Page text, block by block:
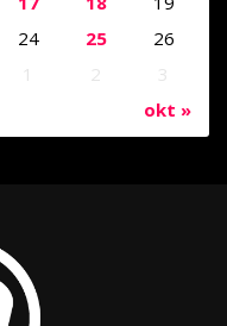
okt »
24 25
26
1 2 3